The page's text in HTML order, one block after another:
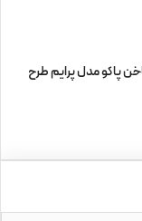
پاکو مدل پرایم طرح